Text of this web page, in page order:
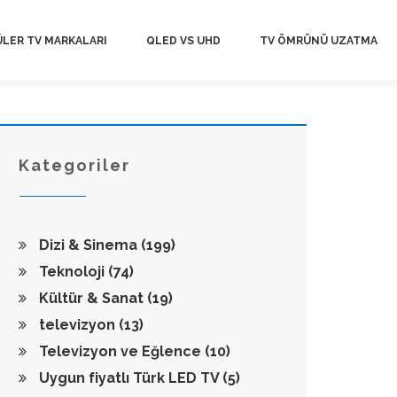
TV MARKALARI QLED VS UHD TV ÖMRÜNÜ UZATMA
Kategoriler
Dizi & Sinema (199)
Teknoloji (74)
Kültür & Sanat (19)
televizyon (13)
Televizyon ve Eğlence (10)
Uygun fiyatlı Türk LED TV (5)